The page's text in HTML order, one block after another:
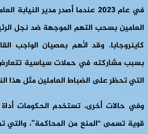
في عام 2023 عندما أصدر مدير
العامين بسحب التهم الموجهة ضد نجل
كاينروجابا. وقد اتُهم بعصيان الواجب
بسبب مشاركته في حملات سياسية تتعارض
التي تحظر على الضباط العاملين مثل هذا
وفي حالات أخرى، تستخدم الحكومات
قوية تسمى “المنع من المحاكمة”، والتي